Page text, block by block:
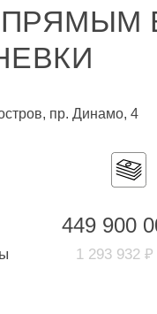
пр. Динамо, 4
449 900
1 293 932 ₽